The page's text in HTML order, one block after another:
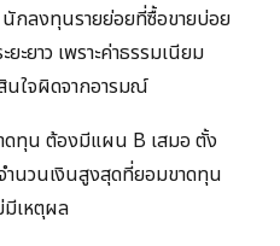
กลงทุนรายย่อยที่ซื้อขายบ่อย
ยาว เพราะค่าธรรมเนียม
ใจผิดจากอารมณ์
ทุน ต้องมีแผน B เสมอ ตั้ง
นวนเงินสูงสุดที่ยอมขาดทุน
มีเหตุผล